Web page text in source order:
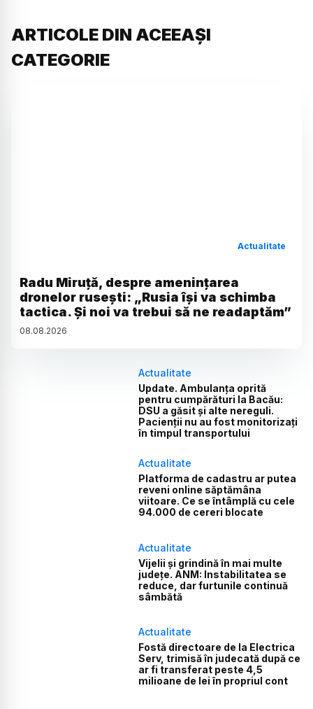
ARTICOLE DIN ACEEAȘI
CATEGORIE
Actualitate
Radu Miruță, despre amenințarea
dronelor rusești: „Rusia își va schimba
tactica. Și noi va trebui să ne readaptăm”
08.08.2026
Actualitate
Update. Ambulanța oprită
pentru cumpărături la Bacău:
DSU a găsit și alte nereguli.
Pacienții nu au fost monitorizați
în timpul transportului
Actualitate
Platforma de cadastru ar putea
reveni online săptămâna
viitoare. Ce se întâmplă cu cele
94.000 de cereri blocate
Actualitate
Vijelii și grindină în mai multe
județe. ANM: Instabilitatea se
reduce, dar furtunile continuă
sâmbătă
Actualitate
Fostă directoare de la Electrica
Serv, trimisă în judecată după ce
ar fi transferat peste 4,5
milioane de lei în propriul cont